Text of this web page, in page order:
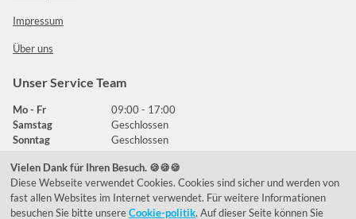
Impressum
Über uns
Unser Service Team
Mo - Fr
09:00 - 17:00
Samstag
Geschlossen
Sonntag
Geschlossen
Häufig gestellte Fragen
Vielen Dank für Ihren Besuch. 🍪🍪🍪
Diese Webseite verwendet Cookies. Cookies sind sicher und werden von
fast allen Websites im Internet verwendet. Für weitere Informationen
besuchen Sie bitte unsereCookie-politik. Auf dieser Seite können Sie